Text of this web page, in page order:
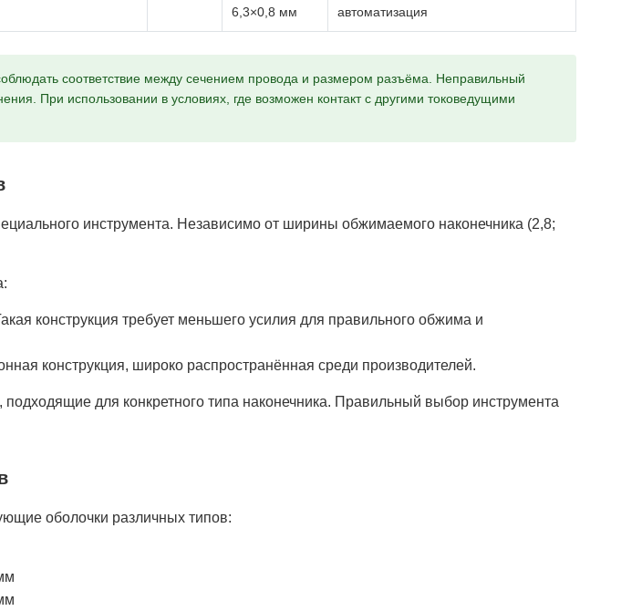
6,3×0,8 мм
автоматизация
соответствие между сечением провода и размером разъёма. Неправильный
При использовании в условиях, где возможен контакт с другими токоведущими
инструмента. Независимо от ширины обжимаемого наконечника (2,8;
конструкция требует меньшего усилия для правильного обжима и
конструкция, широко распространённая среди производителей.
для конкретного типа наконечника. Правильный выбор инструмента
оболочки различных типов: